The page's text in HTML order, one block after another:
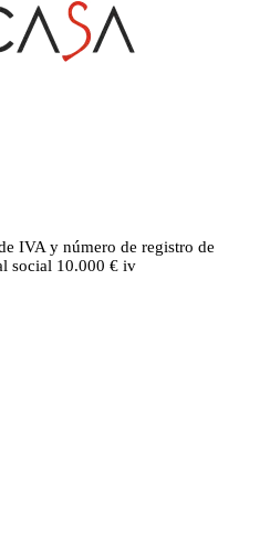
IVA y número de registro de
social 10.000 € iv